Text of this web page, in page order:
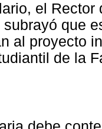
el Rector
que
al proyecto
de la